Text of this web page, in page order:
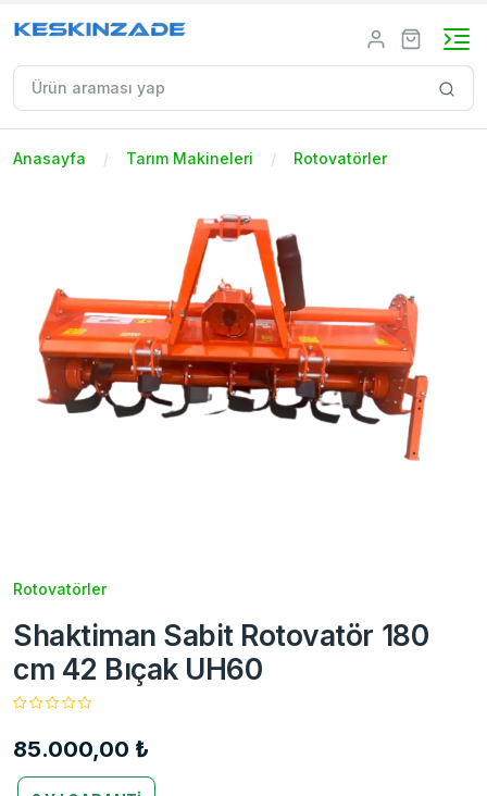
Anasayfa Tarım Makineleri Rotovatörler
Rotovatörler
Shaktiman Sabit Rotovatör 180
cm 42 Bıçak UH60
85.000,00 ₺